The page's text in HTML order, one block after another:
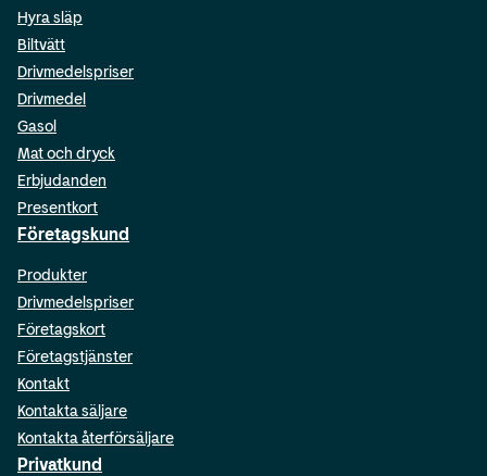
Hyra släp
Biltvätt
Drivmedelspriser
Drivmedel
Gasol
Mat och dryck
Erbjudanden
Presentkort
Företagskund
Produkter
Drivmedelspriser
Företagskort
Företagstjänster
Kontakt
Kontakta säljare
Kontakta återförsäljare
Privatkund